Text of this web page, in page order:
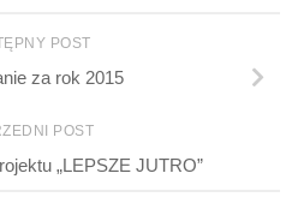
POST
za rok 2015
POST
„LEPSZE JUTRO”